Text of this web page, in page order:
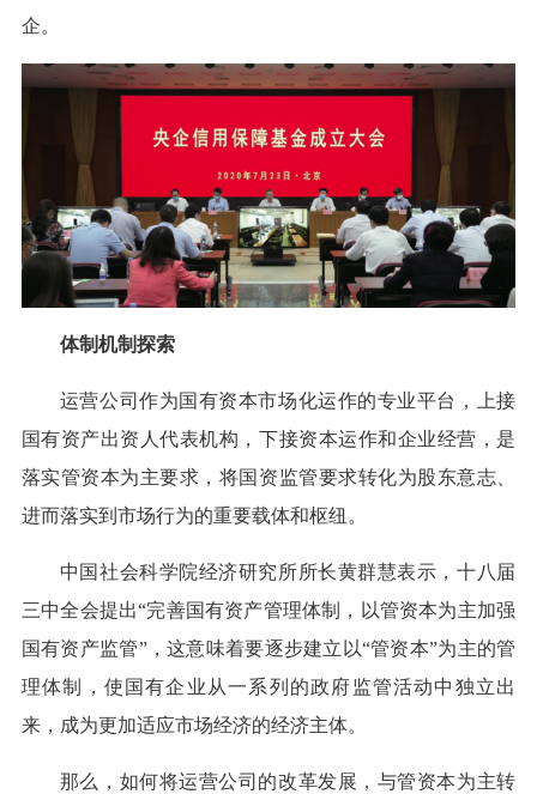
企。
体制机制探索
运营公司作为国有资本市场化运作的专业平台，上接
国有资产出资人代表机构，下接资本运作和企业经营，是
落实管资本为主要求，将国资监管要求转化为股东意志、
进而落实到市场行为的重要载体和枢纽。
中国社会科学院经济研究所所长黄群慧表示，十八届
三中全会提出“完善国有资产管理体制，以管资本为主加强
国有资产监管”，这意味着要逐步建立以“管资本”为主的管
理体制，使国有企业从一系列的政府监管活动中独立出
来，成为更加适应市场经济的经济主体。
那么，如何将运营公司的改革发展，与管资本为主转